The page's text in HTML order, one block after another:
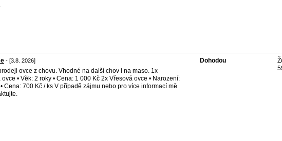
- [3.8. 2026]
ovce z chovu. Vhodné na další chov i na maso. 1x
• Věk: 2 roky • Cena: 1 000 Kč 2x Vřesová ovce • Narození:
Cena: 700 Kč / ks V případě zájmu nebo pro více informací mě
Dohodou